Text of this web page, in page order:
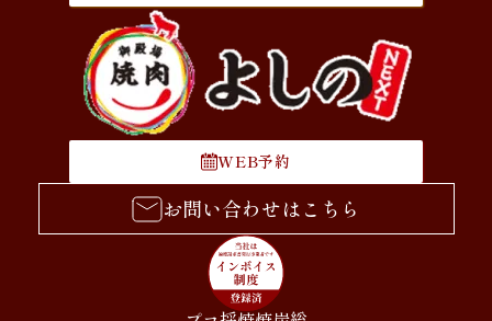
WEB予約
お問い合わせはこちら